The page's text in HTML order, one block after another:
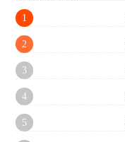
1
2
3
4
5